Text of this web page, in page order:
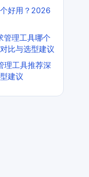
好用？2026
管理工具哪个
比与选型建议
理工具推荐深
建议